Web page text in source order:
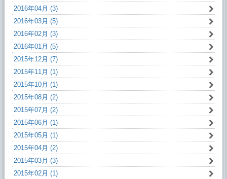
2016年04月 (3)
2016年03月 (5)
2016年02月 (3)
2016年01月 (5)
2015年12月 (7)
2015年11月 (1)
2015年10月 (1)
2015年08月 (2)
2015年07月 (2)
2015年06月 (1)
2015年05月 (1)
2015年04月 (2)
2015年03月 (3)
2015年02月 (1)